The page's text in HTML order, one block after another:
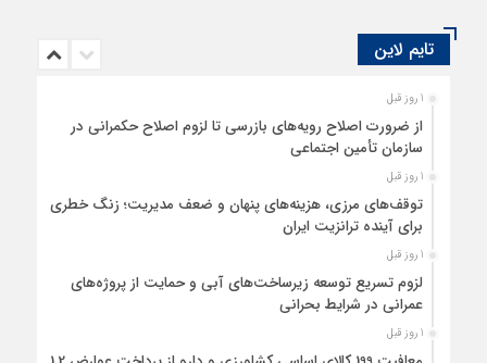
تایم لاین
1 روز قبل
از ضرورت اصلاح رویه‌های بازرسی تا لزوم اصلاح حکمرانی در
سازمان تأمین اجتماعی
1 روز قبل
توقف‌های مرزی، هزینه‌های پنهان و ضعف مدیریت؛ زنگ خطری
برای آینده ترانزیت ایران
1 روز قبل
لزوم تسریع توسعه زیرساخت‌های آبی و حمایت از پروژه‌های
عمرانی در شرایط بحرانی
1 روز قبل